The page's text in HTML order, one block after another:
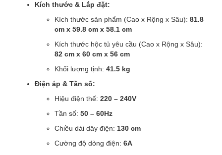
Kích thước & Lắp đặt:
Kích thước sản phẩm (Cao x Rộng x Sâu): 81.8
cm x 59.8 cm x 58.1 cm
Kích thước hộc tủ yêu cầu (Cao x Rộng x Sâu):
82 cm x 60 cm x 56 cm
Khối lượng tịnh: 41.5 kg
Điện áp & Tần số:
Hiệu điện thế: 220 – 240V
Tần số: 50 – 60Hz
Chiều dài dây điện: 130 cm
Cường độ dòng điện: 6A